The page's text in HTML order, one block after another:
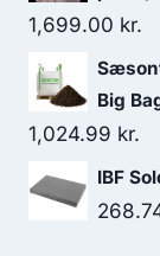
1,699.00 kr.
Big
1,024.99 kr.
IBF